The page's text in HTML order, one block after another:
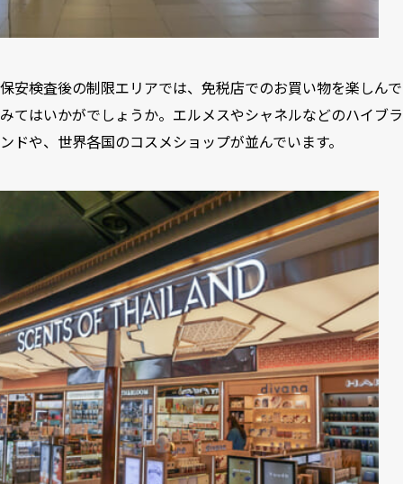
保安検査後の制限エリアでは、免税店でのお買い物を楽しんで
みてはいかがでしょうか。エルメスやシャネルなどのハイブラ
ンドや、世界各国のコスメショップが並んでいます。